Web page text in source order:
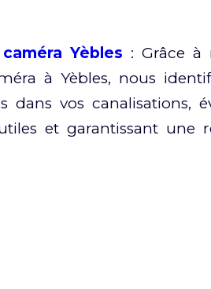
Yèbles : Grâce à
à Yèbles, nous
dans vos canalisations,
et garantissant une